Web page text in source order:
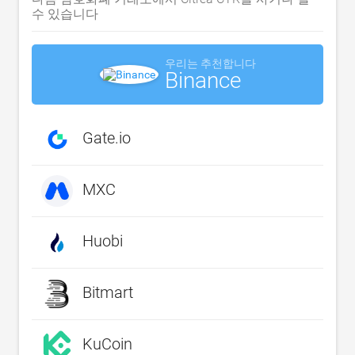
수 있습니다
우리는 추천합니다
Binance
Gate.io
MXC
Huobi
Bitmart
KuCoin